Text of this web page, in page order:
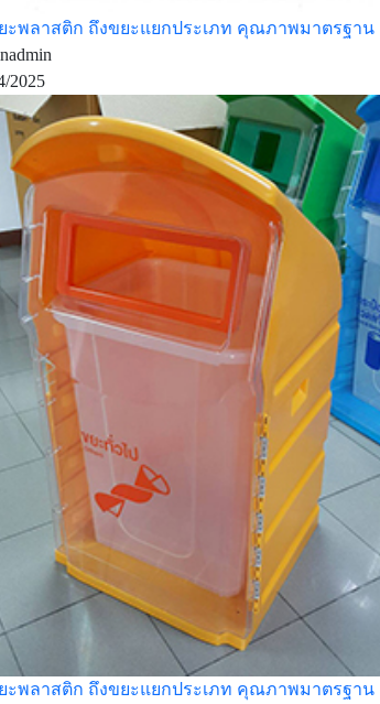
ะพลาสติก ถึงขยะแยกประเภท คุณภาพมาตรฐาน
2025
ะพลาสติก ถึงขยะแยกประเภท คุณภาพมาตรฐาน